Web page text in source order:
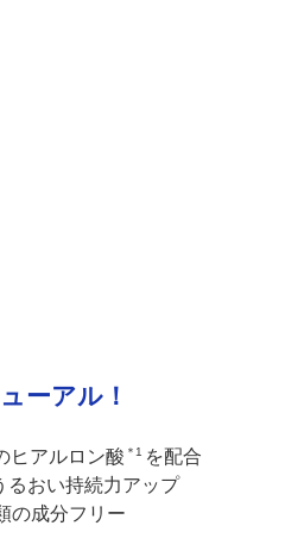
ーアル！
ヒアルロン酸 ＊1 を配合
るおい持続力アップ
の成分フリー